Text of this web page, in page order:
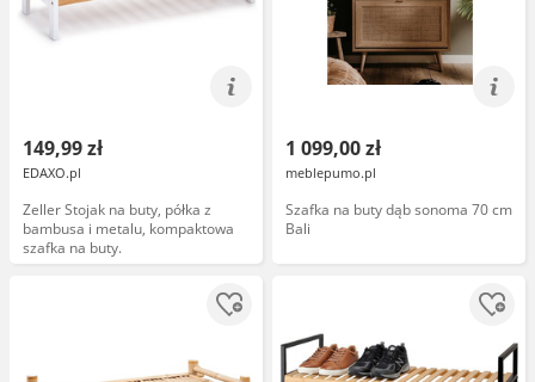
149,99 zł
EDAXO.pl
Zeller Stojak na buty, półka z
bambusa i metalu, kompaktowa
szafka na buty.
1 099,00 zł
meblepumo.pl
Szafka na buty dąb sonoma 70 cm
Bali